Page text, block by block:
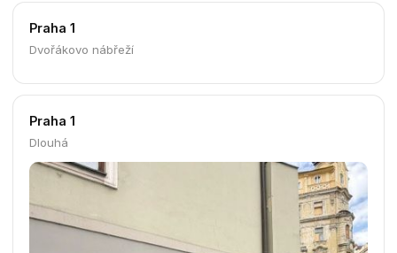
Praha 1
Dvořákovo nábřeží